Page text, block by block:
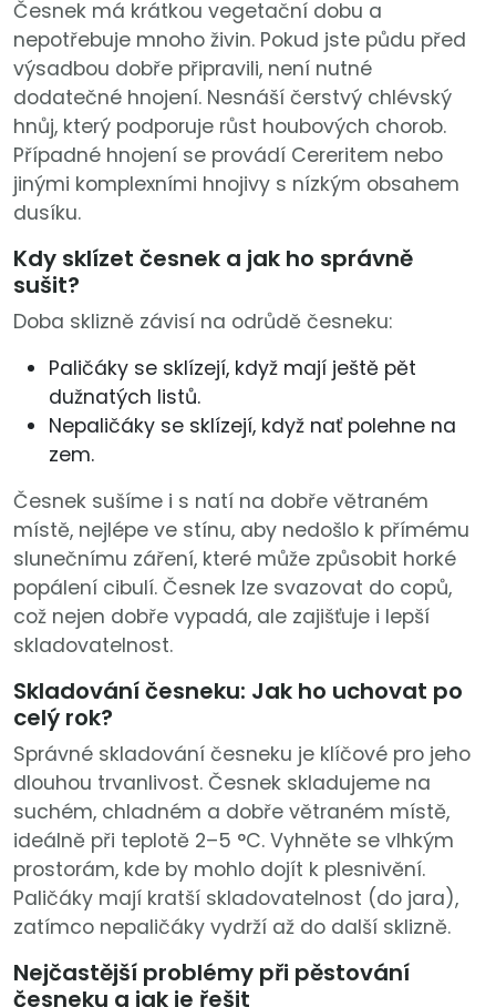
Česnek má krátkou vegetační dobu a
nepotřebuje mnoho živin. Pokud jste půdu před
výsadbou dobře připravili, není nutné
dodatečné hnojení. Nesnáší čerstvý chlévský
hnůj, který podporuje růst houbových chorob.
Případné hnojení se provádí Cereritem nebo
jinými komplexními hnojivy s nízkým obsahem
dusíku.
Kdy sklízet česnek a jak ho správně
sušit?
Doba sklizně závisí na odrůdě česneku:
Paličáky se sklízejí, když mají ještě pět
dužnatých listů.
Nepaličáky se sklízejí, když nať polehne na
zem.
Česnek sušíme i s natí na dobře větraném
místě, nejlépe ve stínu, aby nedošlo k přímému
slunečnímu záření, které může způsobit horké
popálení cibulí. Česnek lze svazovat do copů,
což nejen dobře vypadá, ale zajišťuje i lepší
skladovatelnost.
Skladování česneku: Jak ho uchovat po
celý rok?
Správné skladování česneku je klíčové pro jeho
dlouhou trvanlivost. Česnek skladujeme na
suchém, chladném a dobře větraném místě,
ideálně při teplotě 2–5 °C. Vyhněte se vlhkým
prostorám, kde by mohlo dojít k plesnivění.
Paličáky mají kratší skladovatelnost (do jara),
zatímco nepaličáky vydrží až do další sklizně.
Nejčastější problémy při pěstování
česneku a jak je řešit